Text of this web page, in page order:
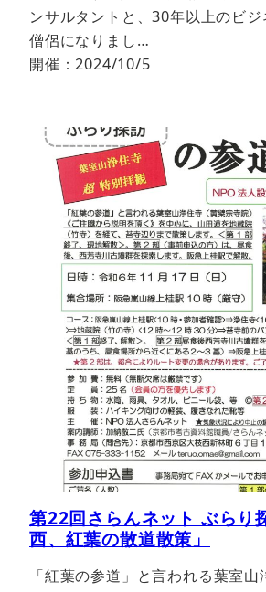
ンサルタントと、30年以上のビ
僧侶になりまし…
開催：2024/10/5
第22回さらんネット ぶら
西、紅葉の散道散策」
「紅葉の参道」と言われる葉室